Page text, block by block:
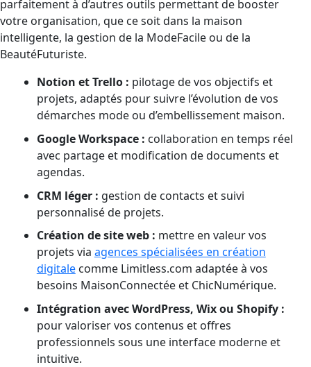
parfaitement à d’autres outils permettant de booster
votre organisation, que ce soit dans la maison
intelligente, la gestion de la ModeFacile ou de la
BeautéFuturiste.
Notion et Trello : pilotage de vos objectifs et
projets, adaptés pour suivre l’évolution de vos
démarches mode ou d’embellissement maison.
Google Workspace : collaboration en temps réel
avec partage et modification de documents et
agendas.
CRM léger : gestion de contacts et suivi
personnalisé de projets.
Création de site web : mettre en valeur vos
projets via agences spécialisées en création
digitalecomme Limitless.com adaptée à vos
besoins MaisonConnectée et ChicNumérique.
Intégration avec WordPress, Wix ou Shopify :
pour valoriser vos contenus et offres
professionnels sous une interface moderne et
intuitive.